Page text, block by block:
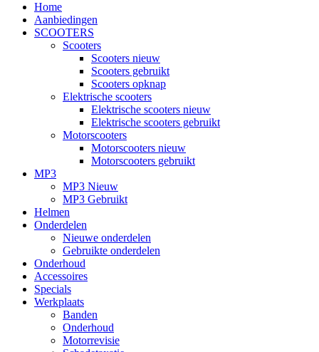
Home
Aanbiedingen
SCOOTERS
Scooters
Scooters nieuw
Scooters gebruikt
Scooters opknap
Elektrische scooters
Elektrische scooters nieuw
Elektrische scooters gebruikt
Motorscooters
Motorscooters nieuw
Motorscooters gebruikt
MP3
MP3 Nieuw
MP3 Gebruikt
Helmen
Onderdelen
Nieuwe onderdelen
Gebruikte onderdelen
Onderhoud
Accessoires
Specials
Werkplaats
Banden
Onderhoud
Motorrevisie